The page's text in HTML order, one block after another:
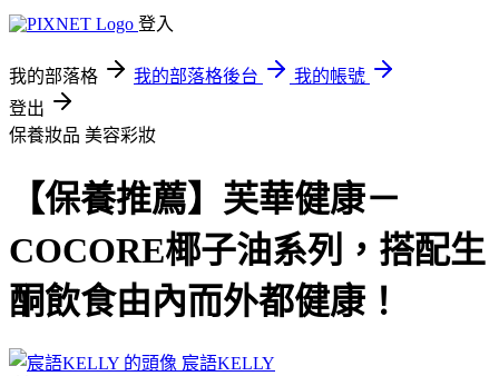
登入
我的部落格 我的部落格後台
我的帳號
登出
保養妝品 美容彩妝
【保養推薦】芙華健康－
COCORE椰子油系列，搭配生
酮飲食由內而外都健康！
宸語KELLY